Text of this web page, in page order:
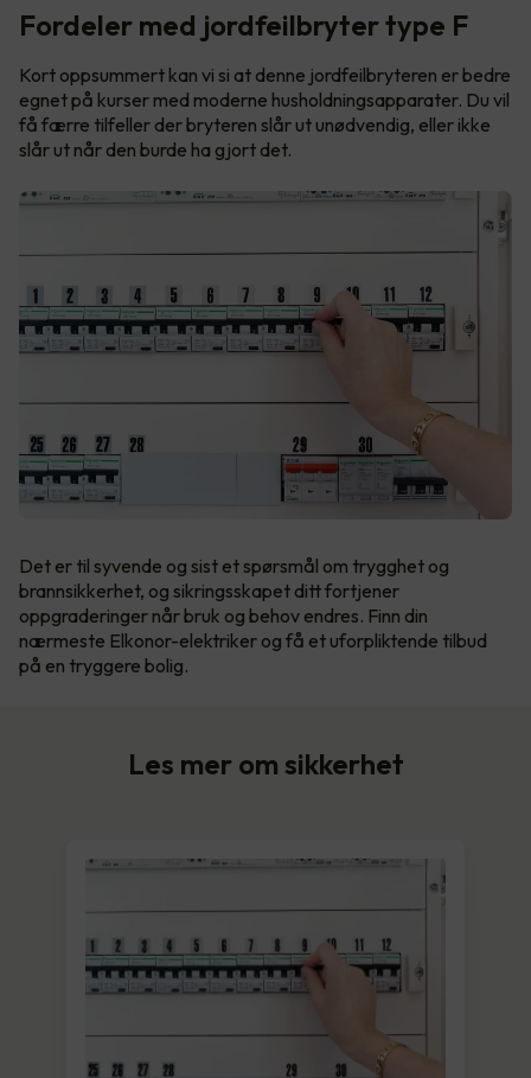
Fordeler med jordfeilbryter type F
Kort oppsummert kan vi si at denne jordfeilbryteren er bedre
egnet på kurser med moderne husholdningsapparater. Du vil
få færre tilfeller der bryteren slår ut unødvendig, eller ikke
slår ut når den burde ha gjort det.
Det er til syvende og sist et spørsmål om trygghet og
brannsikkerhet, og sikringsskapet ditt fortjener
oppgraderinger når bruk og behov endres. Finn din
nærmeste Elkonor-elektriker og få et uforpliktende tilbud
på en tryggere bolig.
Les mer om sikkerhet